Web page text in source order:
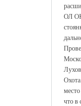
ОЛ
что в